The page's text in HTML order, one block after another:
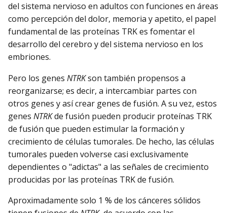
del sistema nervioso en adultos con funciones en áreas
como percepción del dolor, memoria y apetito, el papel
fundamental de las proteínas TRK es fomentar el
desarrollo del cerebro y del sistema nervioso en los
embriones.
Pero los genes NTRKson también propensos a
reorganizarse; es decir, a intercambiar partes con
otros genes y así crear genes de fusión. A su vez, estos
genes NTRKde fusión pueden producir proteínas TRK
de fusión que pueden estimular la formación y
crecimiento de células tumorales. De hecho, las células
tumorales pueden volverse casi exclusivamente
dependientes o "adictas" a las señales de crecimiento
producidas por las proteínas TRK de fusión.
Aproximadamente solo 1 % de los cánceres sólidos